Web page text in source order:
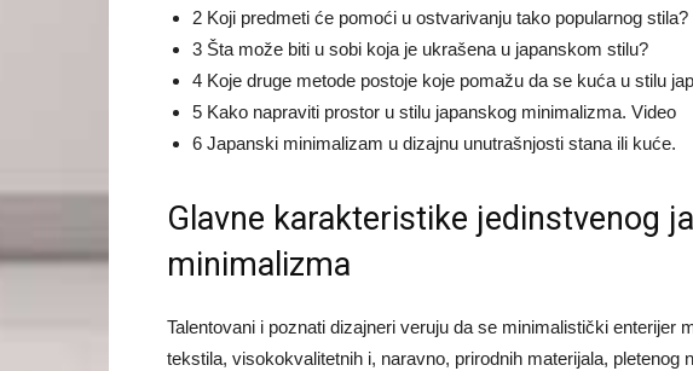
2 Koji predmeti će pomoći u ostvarivanju tako popularnog stila?
3 Šta može biti u sobi koja je ukrašena u japanskom stilu?
4 Koje druge metode postoje koje pomažu da se kuća u stilu
5 Kako napraviti prostor u stilu japanskog minimalizma. Video
6 Japanski minimalizam u dizajnu unutrašnjosti stana ili kuće.
Glavne karakteristike jedinstvenog
minimalizma
Talentovani i poznati dizajneri veruju da se minimalistički enterijer
tekstila, visokokvalitetnih i, naravno, prirodnih materijala, pletenog